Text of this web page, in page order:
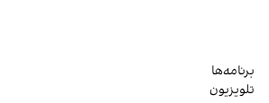
برنامه‌ها
تلویزیون